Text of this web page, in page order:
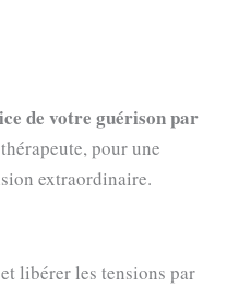
de votre guérison par
pour une
extraordinaire.
libérer les tensions par